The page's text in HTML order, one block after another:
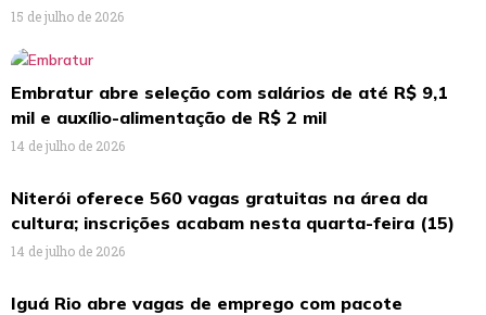
15 de julho de 2026
Embratur abre seleção com salários de até R$ 9,1
mil e auxílio-alimentação de R$ 2 mil
14 de julho de 2026
Niterói oferece 560 vagas gratuitas na área da
cultura; inscrições acabam nesta quarta-feira (15)
14 de julho de 2026
Iguá Rio abre vagas de emprego com pacote